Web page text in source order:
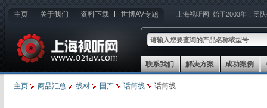
主页 关于我们 资料下载 世博AV专题 上海视听网: 始于2003年，团
联系我们 解决方案 成功案例
主页 商品汇总 线材 国产 话筒线 话筒线